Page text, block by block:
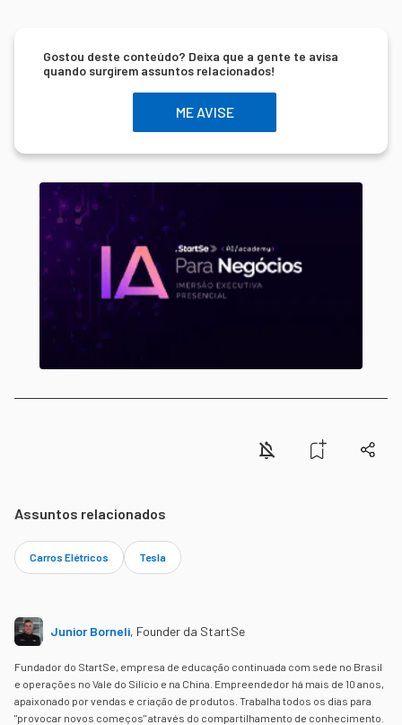
Gostou deste conteúdo? Deixa que a gente te avisa
quando surgirem assuntos relacionados!
ME AVISE
Assuntos relacionados
Carros Elétricos Tesla
Junior Borneli, Founder da StartSe
Fundador do StartSe, empresa de educação continuada com sede no Brasil
e operações no Vale do Silício e na China. Empreendedor há mais de 10 anos,
apaixonado por vendas e criação de produtos. Trabalha todos os dias para
"provocar novos começos" através do compartilhamento de conhecimento.